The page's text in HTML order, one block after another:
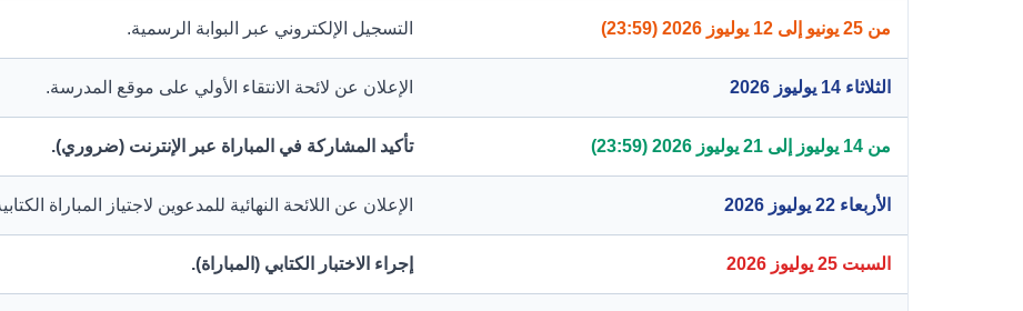
من 25 يونيو إلى 12 يوليوز 2026 (23:59) التسجيل الإلكتروني عبر البوابة الرسمية.
الثلاثاء 14 يوليوز 2026 الإعلان عن لائحة الانتقاء الأولي على موقع المدرسة.
من 14 يوليوز إلى 21 يوليوز 2026 (23:59) تأكيد المشاركة في المباراة عبر الإنترنت (ضروري).
الأربعاء 22 يوليوز 2026 الإعلان عن اللائحة النهائية للمدعوين لاجتياز المباراة
السبت 25 يوليوز 2026 إجراء الاختبار الكتابي (المباراة).